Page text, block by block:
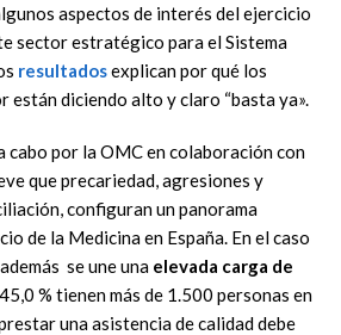
aspectos de interés del ejercicio
sector estratégico para el Sistema
resultadosexplican por qué los
diciendo alto y claro “basta ya».
cabo por la OMC en colaboración con
que precariedad, agresiones y
configuran un panorama
de la Medicina en España. En el caso
se une una elevada carga de
% tienen más de 1.500 personas en
una asistencia de calidad debe